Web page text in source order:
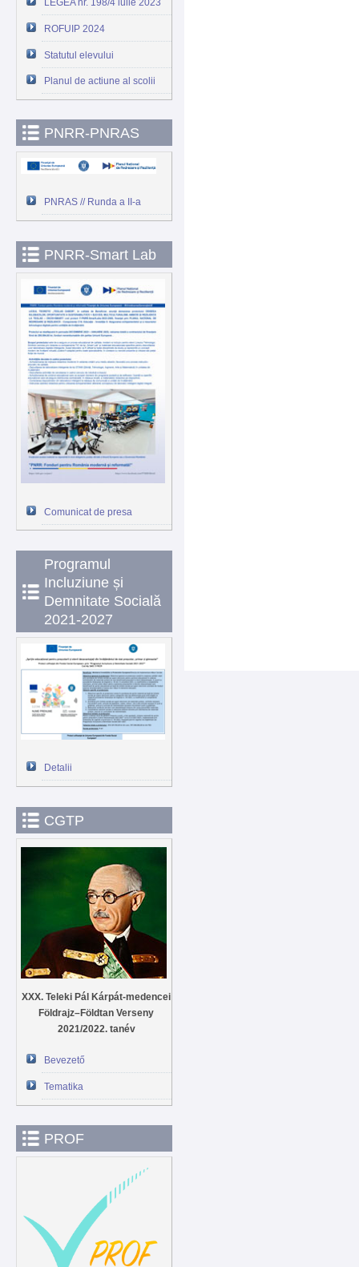
LEGEA nr. 198/4 iulie 2023
ROFUIP 2024
Statutul elevului
Planul de actiune al scolii
PNRR-PNRAS
PNRAS // Runda a II-a
PNRR-Smart Lab
Comunicat de presa
Programul
Incluziune și
Demnitate Socială
2021-2027
Detalii
CGTP
XXX. Teleki Pál Kárpát-medencei
Földrajz–Földtan Verseny
2021/2022. tanév
Bevezető
Tematika
PROF